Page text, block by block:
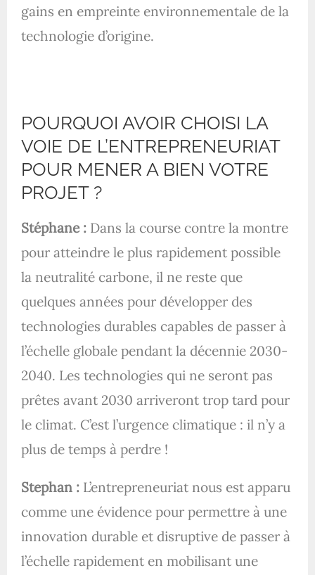
gains en empreinte environnementale de la
technologie d’origine.
POURQUOI AVOIR CHOISI LA
VOIE DE L’ENTREPRENEURIAT
POUR MENER A BIEN VOTRE
PROJET ?
Stéphane : Dans la course contre la montre
pour atteindre le plus rapidement possible
la neutralité carbone, il ne reste que
quelques années pour développer des
technologies durables capables de passer à
l’échelle globale pendant la décennie 2030-
2040. Les technologies qui ne seront pas
prêtes avant 2030 arriveront trop tard pour
le climat. C’est l’urgence climatique : il n’y a
plus de temps à perdre !
Stephan : L’entrepreneuriat nous est apparu
comme une évidence pour permettre à une
innovation durable et disruptive de passer à
l’échelle rapidement en mobilisant une